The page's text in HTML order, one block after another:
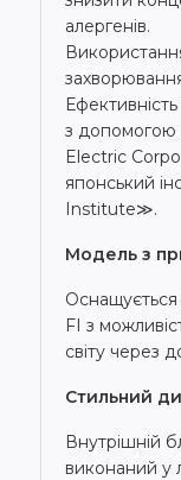
алергенів.
з допомогою
Electric
японський
Institute≫.
Модель з
FI з
світу через
Стильний
Внутрішній
виконаний у